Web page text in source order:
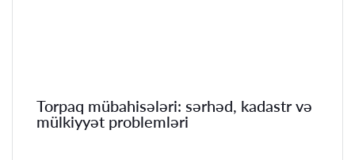
Torpaq mübahisələri: sərhəd, kadastr və
mülkiyyət problemləri